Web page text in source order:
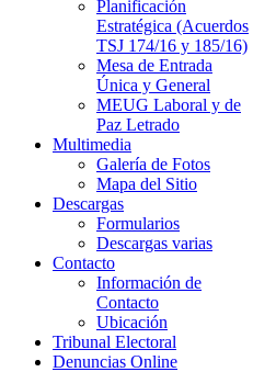
Planificación
Estratégica (Acuerdos
TSJ 174/16 y 185/16)
Mesa de Entrada
Única y General
MEUG Laboral y de
Paz Letrado
Multimedia
Galería de Fotos
Mapa del Sitio
Descargas
Formularios
Descargas varias
Contacto
Información de
Contacto
Ubicación
Tribunal Electoral
Denuncias Online